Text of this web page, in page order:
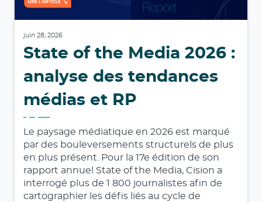
juin 28, 2026
State of the Media 2026 :
analyse des tendances
médias et RP
Le paysage médiatique en 2026 est marqué
par des bouleversements structurels de plus
en plus présent. Pour la 17e édition de son
rapport annuel State of the Media, Cision a
interrogé plus de 1 800 journalistes afin de
cartographier les défis liés au cycle de